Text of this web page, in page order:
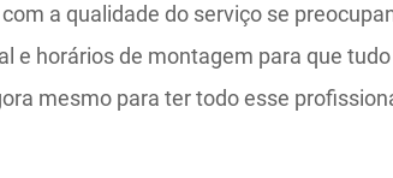
a qualidade do serviço se
e horários de montagem para que
mesmo para ter todo esse